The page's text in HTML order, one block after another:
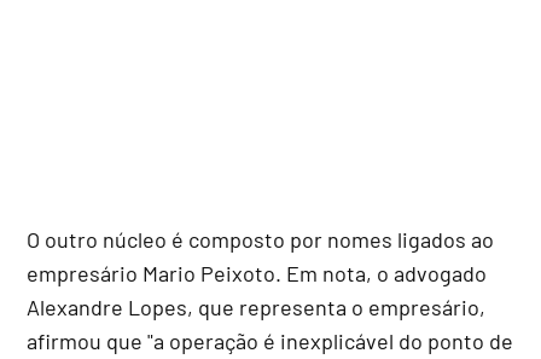
O outro núcleo é composto por nomes ligados ao
empresário Mario Peixoto. Em nota, o advogado
Alexandre Lopes, que representa o empresário,
afirmou que "a operação é inexplicável do ponto de